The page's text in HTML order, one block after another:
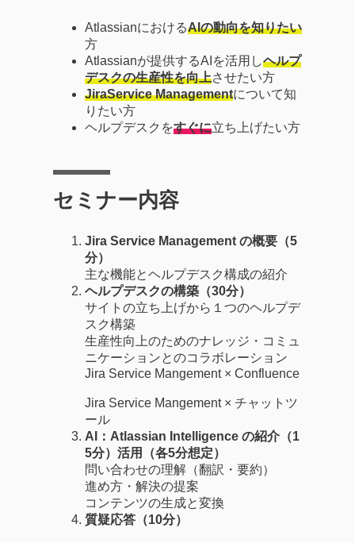
AtlassianにおけるAIの動向を知りたい
方
Atlassianが提供するAIを活用しヘルプ
デスクの生産性を向上させたい方
JiraService Managementについて知
りたい方
ヘルプデスクをすぐに立ち上げたい方
セミナー内容
Jira Service Management の概要（5
分）
主な機能とヘルプデスク構成の紹介
ヘルプデスクの構築（30分）
サイトの立ち上げから１つのヘルプデ
スク構築
生産性向上のためのナレッジ・コミュ
ニケーションとのコラボレーション
Jira Service Mangement × Confluence
Jira Service Mangement × チャットツ
ール
AI：Atlassian Intelligence の紹介（1
5分）活用（各5分想定）
問い合わせの理解（翻訳・要約）
進め方・解決の提案
コンテンツの生成と変換
質疑応答（10分）